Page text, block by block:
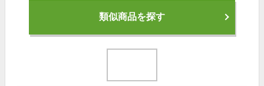
類似商品を探す